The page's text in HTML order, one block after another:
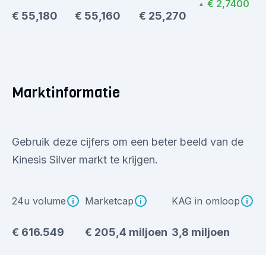
€ 55,180 € 55,160 € 25,270
▲ € 2,7400
Marktinformatie
Gebruik deze cijfers om een beter beeld van de
Kinesis Silver markt te krijgen.
24u volume
€ 616.549
Marketcap
€ 205,4 miljoen
KAG in omloop
3,8 miljoen